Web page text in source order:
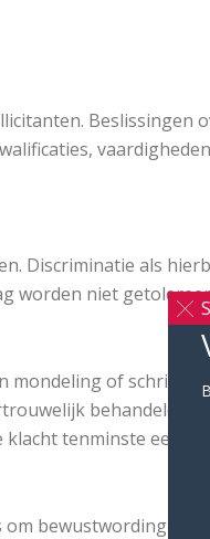
Discriminatie als
worden niet
of
behandeld en
tenminste een
bewustwording over